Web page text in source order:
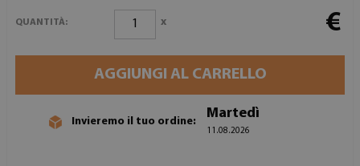
QUANTITÀ: x €
AGGIUNGI AL CARRELLO
Invieremo il tuo ordine:
Martedì
11.08.2026